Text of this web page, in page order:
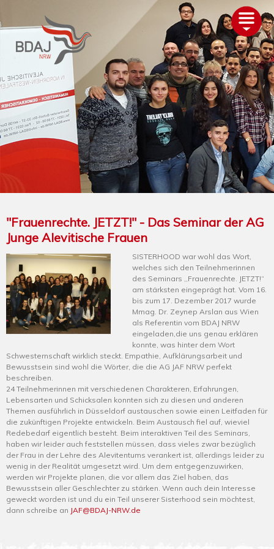
AKTUELLES
ÜBER UNS
TERMINE
GLIEDERUNGEN
PROJEKTE
ALEVITENTUM
SERVICE
"Frauenrechte. JETZT!" - Das Seminar der AG
Junge Alevitische Frauen
SISTERHOOD war wohl das Wort,
welches sich den Teilnehmerinnen
des Seminars ,,Frauenrechte. JETZT!“
am stärksten eingeprägt hat. Vom 16.
bis zum 17. Dezember 2017 wurde
Mmag. Dr. Zeynep Arslan aus Wien
als Referentin vom BDAJ NRW
eingeladen,die uns genau erklären
konnte, was hinter dem Wort
Schwesternschaft wirklich steckt. Empathie, Aufklärungsarbeit und
Bewusstsein sind wohl die Wörter, die die AG JAF NRW perfekt
beschreiben.
24 Teilnehmerinnen mit verschiedenen Charakteren, Erfahrungen,
Lebensarten und Schicksalen konnten sich zu diesen und anderen
Themen ausführlich in Düsseldorf austauschen sowie einen Leitfaden für
die zukünftigen Projekte entwickeln. Beim Austausch fiel auf, wieviel
Redebedarf eigentlich besteht. Beim interaktiven Teil des Seminars,
haben wir leider auch feststellen müssen, dass vieles zwar bezüglich
der Frau in der Lehre des Alevitentums verankert ist, allerdings leider zu
wenig in der Realität umgesetzt wird. Um dem entgegenzuwirken,
werden wir Projekte planen, die vor allem das Ziel haben, das
Bewusstsein aller Geschlechter zu stärken. Wenn auch dein Interesse
geweckt worden ist und du ein Teil unserer Sisterhood sein möchtest,
dann schreibe an JAF@BDAJ-NRW.de